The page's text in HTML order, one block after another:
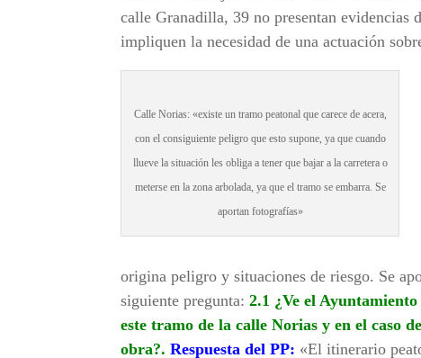
calle Granadilla, 39 no presentan evidencias
impliquen la necesidad de una actuación
Calle Norias: «existe un tramo peatonal que carece de acera,
con el consiguiente peligro que esto supone, ya que cuando
llueve la situación les obliga a tener que bajar a la carretera o
meterse en la zona arbolada, ya que el tramo se embarra. Se
aportan fotografías»
origina peligro y situaciones de riesgo. Se
siguiente pregunta: 2.1 ¿Ve el
este tramo de la calle Norias y en el caso
obra?. Respuesta del PP: «El itinerario